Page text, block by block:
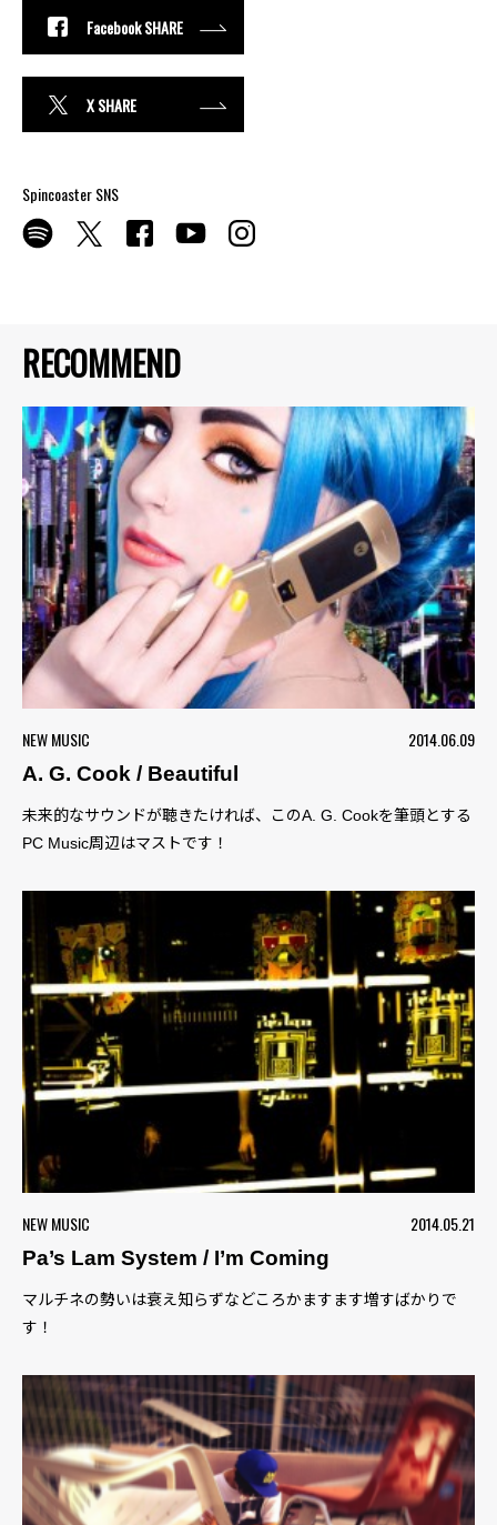
RECOMMEND
NEW MUSIC
2014.06.09
A. G. Cook / Beautiful
未来的なサウンドが聴きたければ、このA. G. Cookを筆頭とする
PC Music周辺はマストです！
NEW MUSIC
2014.05.21
Pa’s Lam System / I’m Coming
マルチネの勢いは衰え知らずなどころかますます増すばかりで
す！
Facebook SHARE
X SHARE
Spincoaster SNS